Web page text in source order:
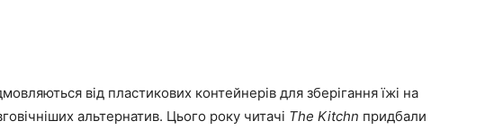
від пластикових контейнерів для зберігання їжі на
альтернатив. Цього року читачі The Kitchn придбали